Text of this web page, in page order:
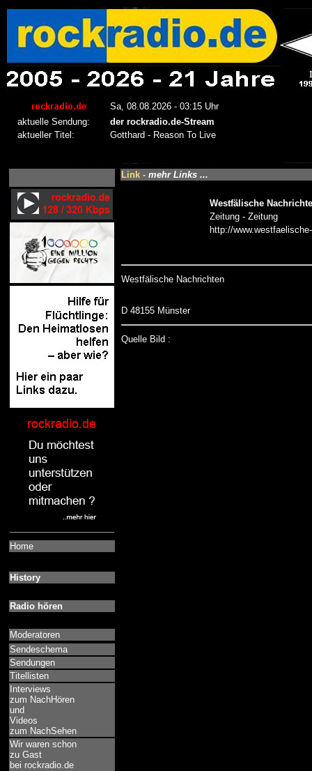
Home
History
Radio hören
Moderatoren
Sendeschema
Sendungen
Titellisten
Interviews
zum NachHören
und
Videos
zum NachSehen
Wir waren schon
zu Gast
bei rockradio.de
Link - mehr Links ...
Westfälische
Zeitung - Zeitung
http://
Westfälische Nachrichten
D 48155 Münster
Quelle Bild :